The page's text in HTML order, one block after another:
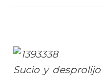
Sucio y desprolijo